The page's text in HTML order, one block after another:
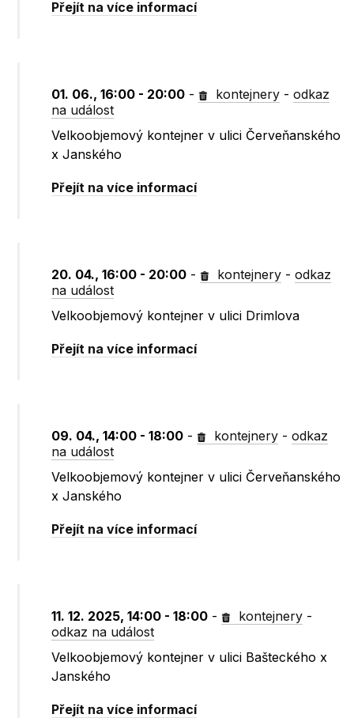
Přejít na více informací
01. 06., 16:00 - 20:00 - kontejnery -odkaz
na událost
Velkoobjemový kontejner v ulici Červeňanského
x Janského
Přejít na více informací
20. 04., 16:00 - 20:00 - kontejnery -odkaz
na událost
Velkoobjemový kontejner v ulici Drimlova
Přejít na více informací
09. 04., 14:00 - 18:00 - kontejnery -odkaz
na událost
Velkoobjemový kontejner v ulici Červeňanského
x Janského
Přejít na více informací
11. 12. 2025, 14:00 - 18:00 - kontejnery -
odkaz na událost
Velkoobjemový kontejner v ulici Bašteckého x
Janského
Přejít na více informací